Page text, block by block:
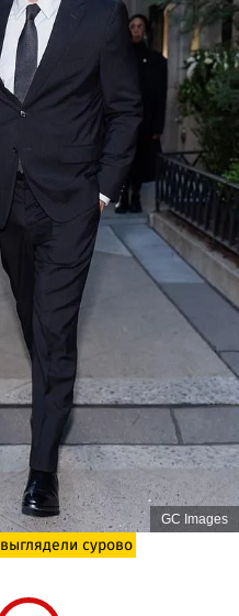
GC Images
сурово